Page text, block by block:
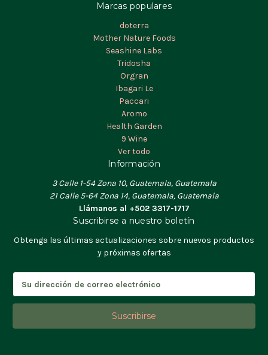
Marcas populares
doterra
Mother Nature Foods
Seashine Labs
Tridosha
Orgran
Ibagari Le
Paccari
Aromo
Health Garden
9 Wine
Ver todo
Información
3 Calle 1-54 Zona 10, Guatemala, Guatemala
21 Calle 5-64 Zona 14, Guatemala, Guatemala
Llámanos al +502 3317-1717
Suscribirse a nuestro boletín
Obtenga las últimas actualizaciones sobre nuevos productos
y próximas ofertas
r
c